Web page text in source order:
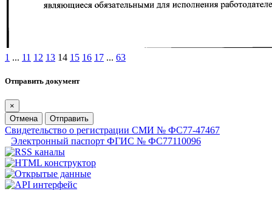
1 ... 11 12 13 14 15 16 17 ... 63
Отправить документ
×
Отмена
Отправить
Свидетельство о регистрации СМИ № ФС77-47467
Электронный паспорт ФГИС № ФС77110096